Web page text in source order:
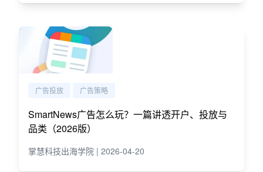
广告投放 广告策略
SmartNews广告怎么玩？一篇讲透开户、投放与
品类（2026版）
掌慧科技出海学院 | 2026-04-20